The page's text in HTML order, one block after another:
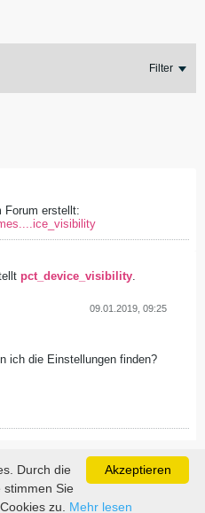
Filter
Forum erstellt:
pct_device_visibility
09.01.2019, 09:25
ich die Einstellungen finden?
Akzeptieren
Durch die
Sie
zu. Mehr lesen